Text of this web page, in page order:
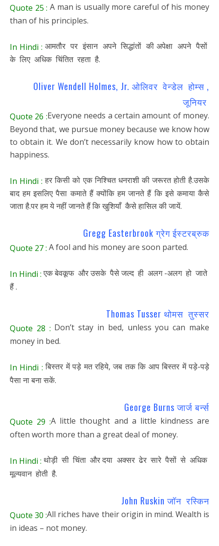
Quote 25 : A man is usually more careful of his money
than of his principles.
In Hindi : आमतौर पर इंसान अपने सिद्धांतों की अपेक्षा अपने पैसों
के लिए अधिक चिंतित रहता है.
Oliver Wendell Holmes, Jr. ओलिवर वेन्डेल होम्स ,
जूनियर
Quote 26 :Everyone needs a certain amount of money.
Beyond that, we pursue money because we know how
to obtain it. We don’t necessarily know how to obtain
happiness.
In Hindi : हर किसी को एक निश्चित धनराशी की जरूरत होती है.उसके
बाद हम इसलिए पैसा कमाते हैं क्योंकि हम जानते हैं कि इसे कमाया कैसे
जाता है.पर हम ये नहीं जानते हैं कि खुशियाँ कैसे हासिल की जायें.
Gregg Easterbrook ग्रेग ईस्टरब्रुक
Quote 27 : A fool and his money are soon parted.
In Hindi :एक बेवकूफ और उसके पैसे जल्द ही अलग -अलग हो जाते
हैं .
Thomas Tusser थोमस तुस्सर
Quote 28 : Don’t stay in bed, unless you can make
money in bed.
In Hindi :बिस्तर में पड़े मत रहिये, जब तक कि आप बिस्तर में पड़े-पड़े
पैसा ना बना सकें.
George Burns जार्ज बर्न्स
Quote 29 :A little thought and a little kindness are
often worth more than a great deal of money.
In Hindi : थोड़ी सी चिंता और दया अक्सर ढेर सारे पैसों से अधिक
मूल्यवान होती है.
John Ruskin जॉन रस्किन
Quote 30 :All riches have their origin in mind. Wealth is
in ideas – not money.